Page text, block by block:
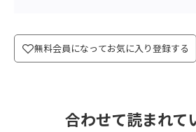
無料会員になってお気に入り登録する
合わせて読まれて